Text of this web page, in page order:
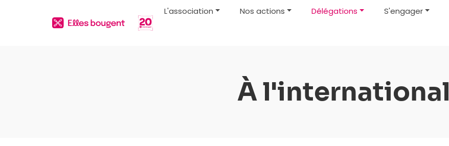
L'association Nos actions Délégations S'engager
À l'international